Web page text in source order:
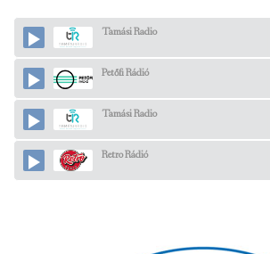
Tamási Radio
Petőfi Rádió
Tamási Radio
Retro Rádió